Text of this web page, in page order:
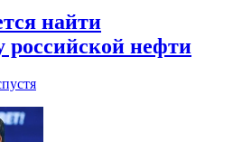
найти
российской нефти